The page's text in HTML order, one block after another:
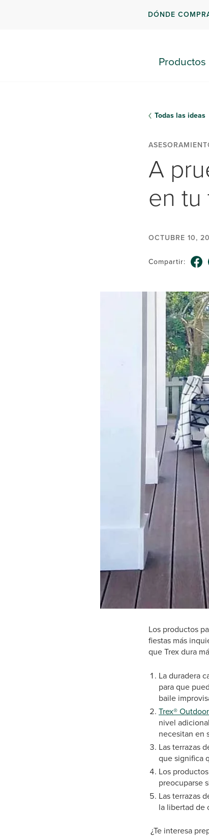
DÓNDE
Productos
Todas las ideas
A
en tu
OCTUBRE 10,
Compartir:
Los productos
fiestas más
que Trex dura
La duradera
para que
baile
Trex®
nivel
necesitan en
Las terrazas
que significa
Los
preocuparse
Las terrazas
la libertad de
¿Te interesa